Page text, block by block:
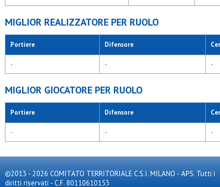
MIGLIOR REALIZZATORE PER RUOLO
Portiere Difensore
- - -
MIGLIOR GIOCATORE PER RUOLO
Portiere Difensore
- - -
©2013 - 2026 COMITATO TERRITORIALE C.S.I. MILANO - APS. Tutti i
diritti riservati - C.F. 80110610153